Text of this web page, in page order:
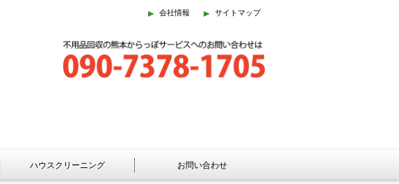
会社情報 サイトマップ
ハウスクリーニング お問い合わせ